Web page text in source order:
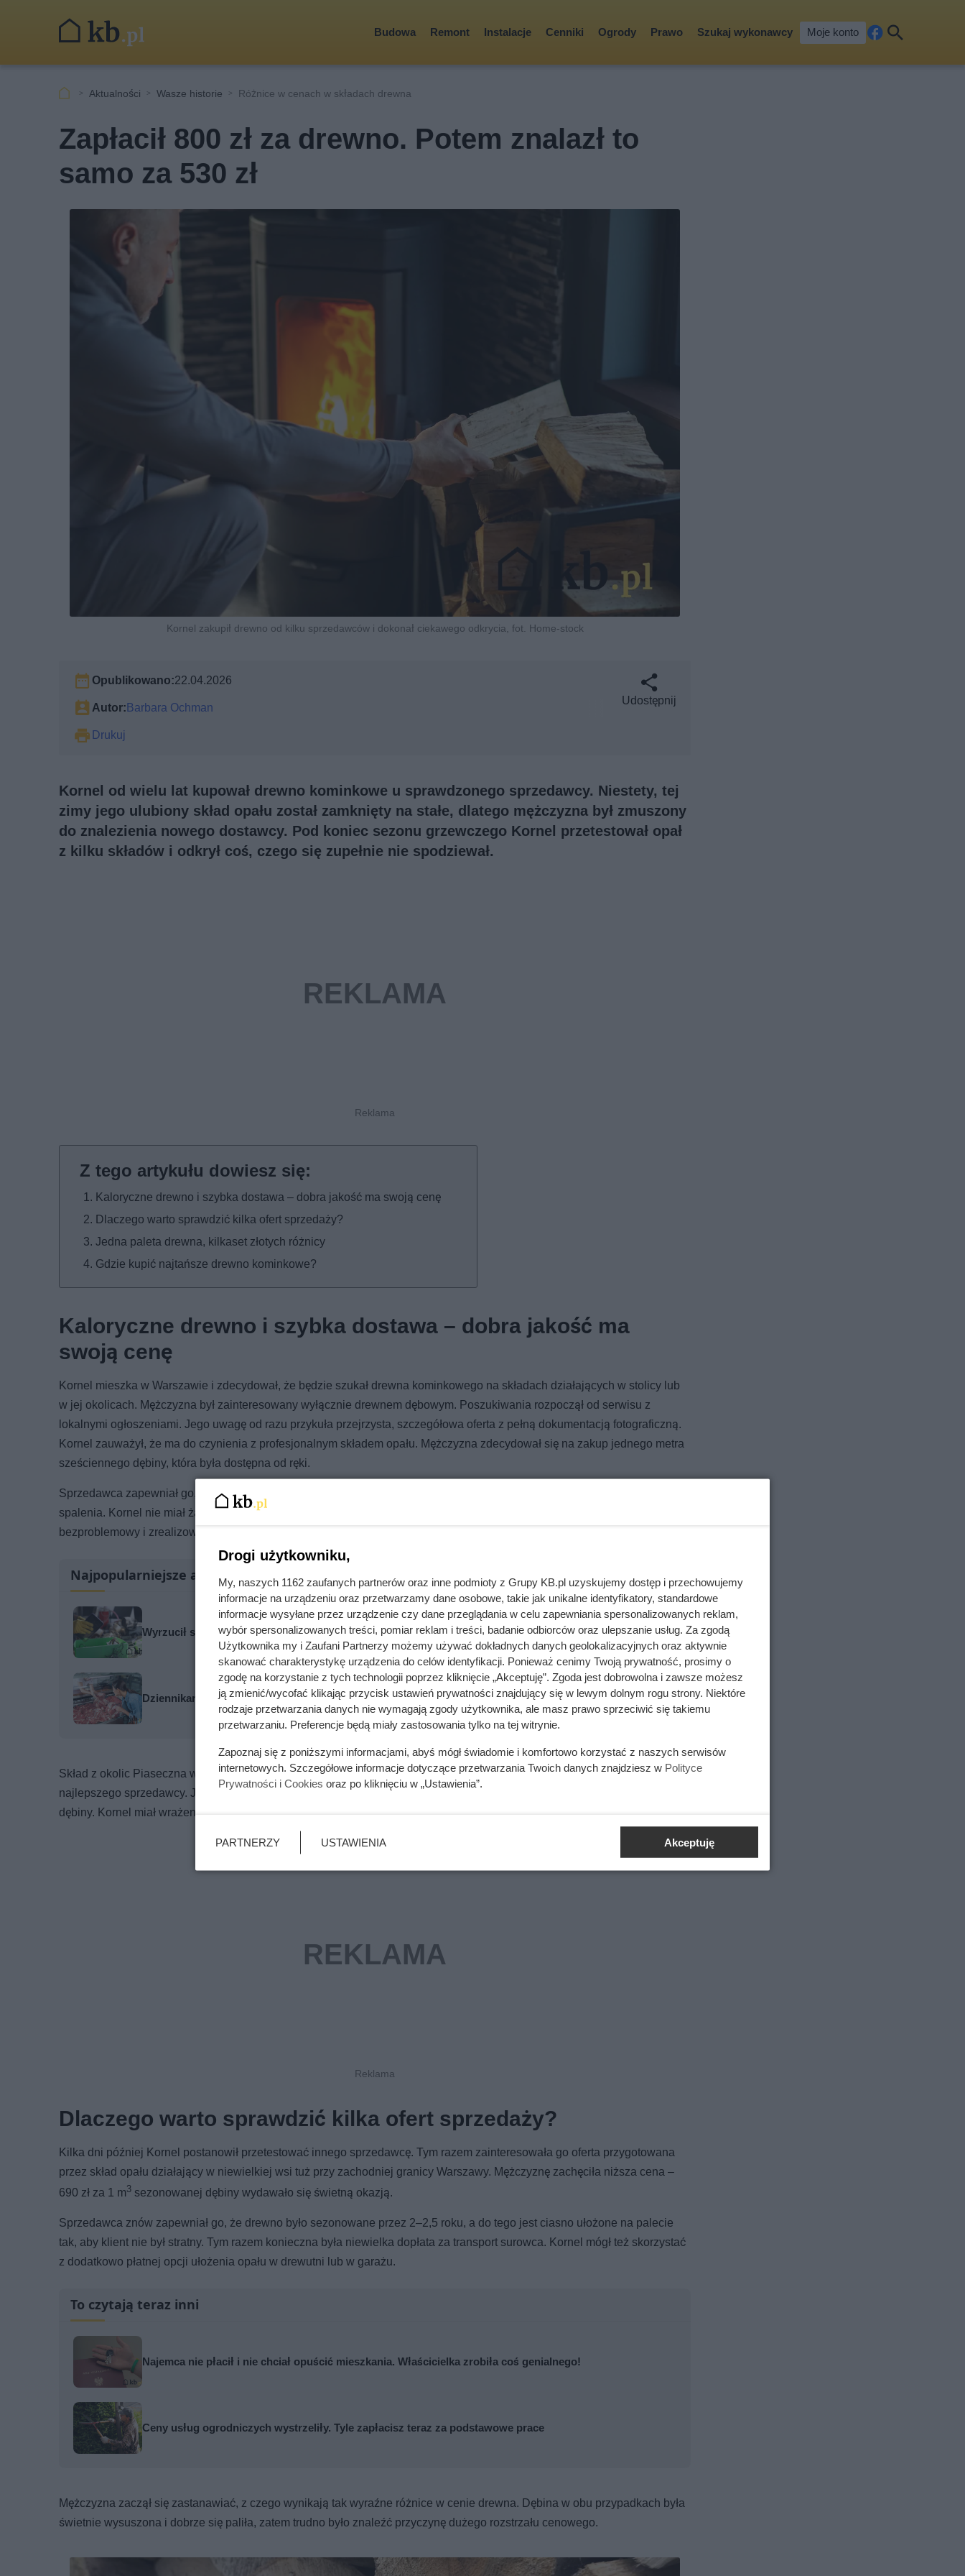
Budowa Remont Instalacje Cenniki Ogrody Prawo Szukaj wykonawcy Moje konto
cebkaj
Aktualności Wasze historie Różnice w cenach w składach drewna
Zapłacił 800 zł za drewno. Potem znalazł to
samo za 530 zł
Kornel zakupił drewno od kilku sprzedawców i dokonał ciekawego odkrycia, fot. Home-stock
Opublikowano:22.04.2026
Autor:Barbara Ochman
Drukuj
Udostępnij
Kornel od wielu lat kupował drewno kominkowe u sprawdzonego sprzedawcy. Niestety, tej
zimy jego ulubiony skład opału został zamknięty na stałe, dlatego mężczyzna był zmuszony
do znalezienia nowego dostawcy. Pod koniec sezonu grzewczego Kornel przetestował opał
z kilku składów i odkrył coś, czego się zupełnie nie spodziewał.
Kaloryczne drewno i szybka dostawa – dobra jakość ma swoją cenę
Dlaczego warto sprawdzić kilka ofert sprzedaży?
Jedna paleta drewna, kilkaset złotych różnicy
Gdzie kupić najtańsze drewno kominkowe?
Kaloryczne drewno i szybka dostawa – dobra jakość ma
swoją cenę
Kornel mieszka w Warszawie i zdecydował, że będzie szukał drewna kominkowego na składach działających w stolicy lub
w jej okolicach. Mężczyzna był zainteresowany wyłącznie drewnem dębowym. Poszukiwania rozpoczął od serwisu z
lokalnymi ogłoszeniami. Jego uwagę od razu przykuła przejrzysta, szczegółowa oferta z pełną dokumentacją fotograficzną.
Kornel zauważył, że ma do czynienia z profesjonalnym składem opału. Mężczyzna zdecydował się na zakup jednego metra
sześciennego dębiny, która była dostępna od ręki.
Sprzedawca zapewniał go, że drewno było sezonowane przez dwa i pół roku, więc jest gotowe do natychmiastowego
spalenia. Kornel nie miał żadnych zastrzeżeń – drewno było ułożone ciasno na palecie, a sam transport był szybki,
bezproblemowy i zrealizowany tego samego dnia. Pracownik składu za dodatkową opłatą wniósł i ułożył opał w drewutni.
Najpopularniejsze artykuły
Wyrzucił stary komputer. Sąsiad pokazał mu, jak na tym złomie zarobić nawet 500 zł
Dziennikarze ujawnili pochodzenie mięsa z Dino. Klienci zaskoczeni
Skład z okolic Piaseczna wydawał się miejscem godnym zaufania, ale Kornel postanowił kontynuować poszukiwania
najlepszego sprzedawcy. Jedynym minusem była cena drewna – mężczyzna zapłacił 800 zł za jeden metr sześcienny
dębiny. Kornel miał wrażenie, że w przeszłości kupował opał nieco taniej.
Dlaczego warto sprawdzić kilka ofert sprzedaży?
Kilka dni później Kornel postanowił przetestować innego sprzedawcę. Tym razem zainteresowała go oferta przygotowana
przez skład opału działający w niewielkiej wsi tuż przy zachodniej granicy Warszawy. Mężczyznę zachęciła niższa cena –
690 zł za 1 m3 sezonowanej dębiny wydawało się świetną okazją.
Sprzedawca znów zapewniał go, że drewno było sezonowane przez 2–2,5 roku, a do tego jest ciasno ułożone na palecie
tak, aby klient nie był stratny. Tym razem konieczna była niewielka dopłata za transport surowca. Kornel mógł też skorzystać
z dodatkowo płatnej opcji ułożenia opału w drewutni lub w garażu.
To czytają teraz inni
Najemca nie płacił i nie chciał opuścić mieszkania. Właścicielka zrobiła coś genialnego!
Ceny usług ogrodniczych wystrzeliły. Tyle zapłacisz teraz za podstawowe prace
Mężczyzna zaczął się zastanawiać, z czego wynikają tak wyraźne różnice w cenie drewna. Dębina w obu przypadkach była
świetnie wysuszona i dobrze się paliła, zatem trudno było znaleźć przyczynę dużego rozstrzału cenowego.
Drogi użytkowniku,
My, naszych 1162 zaufanych partnerów oraz inne podmioty z Grupy KB.pl uzyskujemy dostęp i przechowujemy
informacje na urządzeniu oraz przetwarzamy dane osobowe, takie jak unikalne identyfikatory, standardowe
informacje wysyłane przez urządzenie czy dane przeglądania w celu zapewniania spersonalizowanych reklam,
wybór spersonalizowanych treści, pomiar reklam i treści, badanie odbiorców oraz ulepszanie usług. Za zgodą
Użytkownika my i Zaufani Partnerzy możemy używać dokładnych danych geolokalizacyjnych oraz aktywnie
skanować charakterystykę urządzenia do celów identyfikacji. Ponieważ cenimy Twoją prywatność, prosimy o
zgodę na korzystanie z tych technologii poprzez kliknięcie „Akceptuję”. Zgoda jest dobrowolna i zawsze możesz
ją zmienić/wycofać klikając przycisk ustawień prywatności znajdujący się w lewym dolnym rogu strony. Niektóre
rodzaje przetwarzania danych nie wymagają zgody użytkownika, ale masz prawo sprzeciwić się takiemu
przetwarzaniu. Preferencje będą miały zastosowania tylko na tej witrynie.
Zapoznaj się z poniższymi informacjami, abyś mógł świadomie i komfortowo korzystać z naszych serwisów
internetowych. Szczegółowe informacje dotyczące przetwarzania Twoich danych znajdziesz w Polityce
Prywatności i Cookies oraz po kliknięciu w „Ustawienia”.
PARTNERZY USTAWIENIA Akceptuję